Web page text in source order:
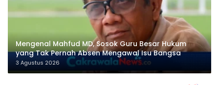
Mengenal Mahfud MD, Sosok Guru Besar Hukum
yang Tak Pernah Absen Mengawal Isu Bangsa
3 Agustus 2026